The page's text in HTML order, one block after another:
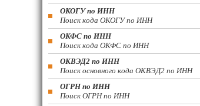
ОКОГУ по ИНН
Поиск кода ОКОГУ по ИНН
ОКФС по ИНН
Поиск кода ОКФС по ИНН
ОКВЭД2 по ИНН
Поиск основного кода ОКВЭД2 по ИНН
ОГРН по ИНН
Поиск ОГРН по ИНН